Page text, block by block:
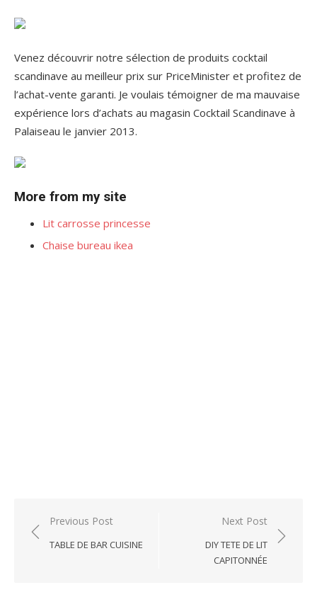
Venez découvrir notre sélection de produits cocktail
scandinave au meilleur prix sur PriceMinister et profitez de
l’achat-vente garanti. Je voulais témoigner de ma mauvaise
expérience lors d’achats au magasin Cocktail Scandinave à
Palaiseau le janvier 2013.
More from my site
Lit carrosse princesse
Chaise bureau ikea
Post
navigation
Previous Post
TABLE DE BAR CUISINE
Next Post
DIY TETE DE LIT
CAPITONNÉE